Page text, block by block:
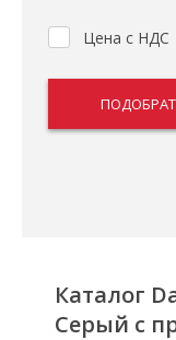
Цена с НДС
Каталог
Серый с